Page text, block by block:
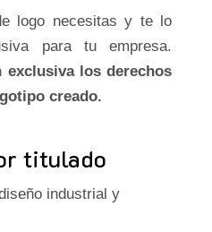
logo necesitas y te lo
para tu empresa.
exclusiva los derechos
creado.
titulado
industrial y